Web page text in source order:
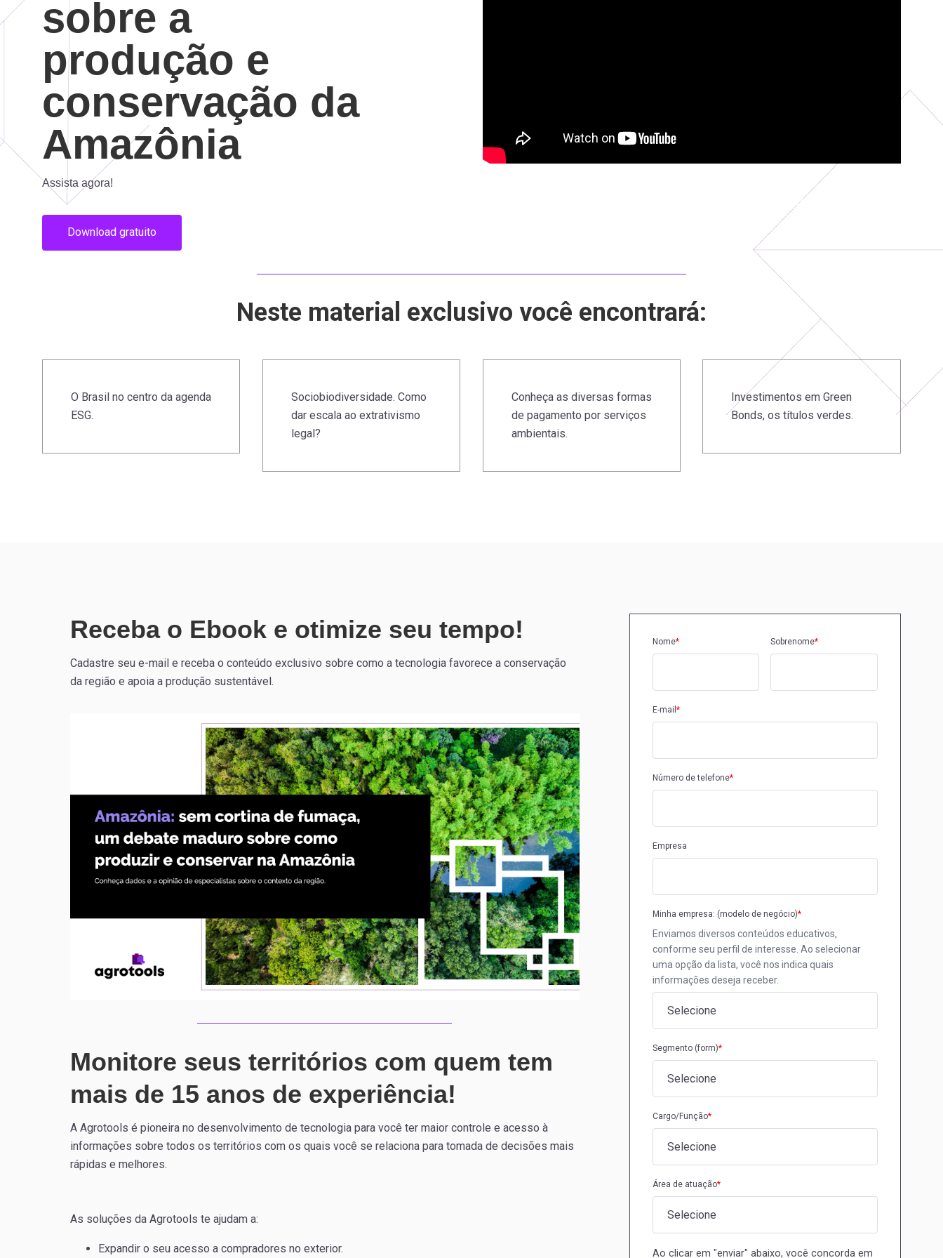
sobre a
produção e
conservação da
Amazônia
Assista agora!
Download gratuito
Mauris commodo turpis elit, sed dictum orci pharetra ac.
Neste material exclusivo você encontrará:
O Brasil no centro da agenda
ESG.
Sociobiodiversidade. Como
dar escala ao extrativismo
legal?
Conheça as diversas formas
de pagamento por serviços
ambientais.
Investimentos em Green
Bonds, os títulos verdes.
Receba o Ebook e otimize seu tempo!
Cadastre seu e-mail e receba o conteúdo exclusivo sobre como a tecnologia favorece a conservação
da região e apoia a produção sustentável.
Monitore seus territórios com quem tem
mais de 15 anos de experiência!
A Agrotools é pioneira no desenvolvimento de tecnologia para você ter maior controle e acesso à
informações sobre todos os territórios com os quais você se relaciona para tomada de decisões mais
rápidas e melhores.
As soluções da Agrotools te ajudam a:
Expandir o seu acesso a compradores no exterior.
Nome* Sobrenome*
E-mail *
Número de telefone*
Empresa
Minha empresa: (modelo de negócio)*
Enviamos diversos conteúdos educativos,
conforme seu perfil de interesse. Ao selecionar
uma opção da lista, você nos indica quais
informações deseja receber.
Segmento (form)*
Cargo/Função*
Área de atuação*
Ao clicar em "enviar" abaixo, você concorda em